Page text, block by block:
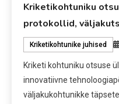
Kriketikohtuniku
protokollid,
Kriketikohtunike juhised
Kriketi kohtuniku otsuse
innovatiivne
väljakukohtunikke